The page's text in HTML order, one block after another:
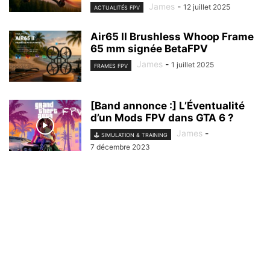
ACTUALITÉS FPV James - 12 juillet 2025
Air65 II Brushless Whoop Frame
65 mm signée BetaFPV
FRAMES FPV James - 1 juillet 2025
[Band annonce :] L’Éventualité
d’un Mods FPV dans GTA 6 ?
🕹️ SIMULATION & TRAINING James -
7 décembre 2023